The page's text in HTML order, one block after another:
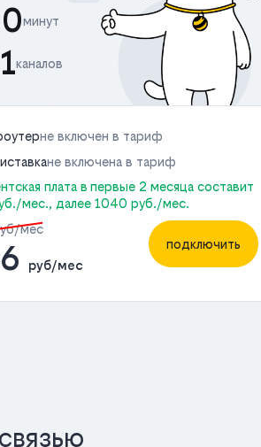
минут
каналов
не включен в тариф
не включена в тариф
плата в первые 2 месяца составит
мес., далее 1040 руб./мес.
мес
руб/мес
подключить